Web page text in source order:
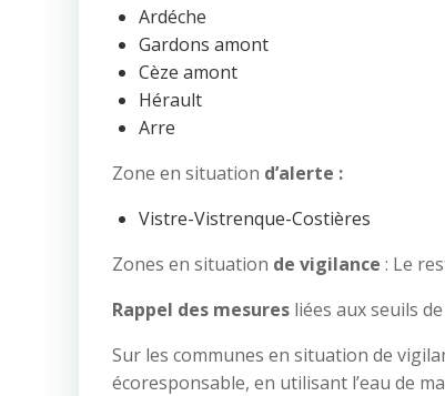
Ardéche
Gardons amont
Cèze amont
Hérault
Arre
Zone en situation d’alerte :
Vistre-Vistrenque-Costières
Zones en situation de vigilance : Le
Rappel des mesures liées aux seuils
Sur les communes en situation de
écoresponsable, en utilisant l’eau de